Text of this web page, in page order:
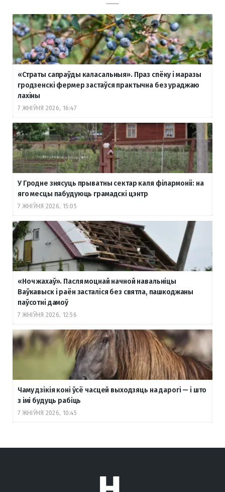
«Страты сапраўды каласальныя». Праз спёку і маразы
гродзенскі фермер застаўся практычна без ураджаю
лахіны
7 ЖНІЎНЯ 2026, 16:47
У Гродне знясуць прыватны сектар каля філармоніі: на
яго месцы пабудуюць грамадскі цэнтр
7 ЖНІЎНЯ 2026, 15:05
«Ноч жахаў». Пасля моцнай начной навальніцы
Ваўкавыск і раён засталіся без святла, пашкоджаны
паўсотні дамоў
7 ЖНІЎНЯ 2026, 12:56
Чаму дзікія коні ўсё часцей выходзяць на дарогі — і што
з імі будуць рабіць
7 ЖНІЎНЯ 2026, 10:45